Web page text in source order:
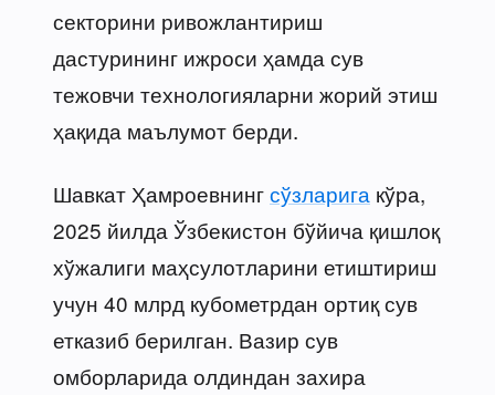
секторини ривожлантириш
дастурининг ижроси ҳамда сув
тежовчи технологияларни жорий этиш
ҳақида маълумот берди.
Шавкат Ҳамроевнингсўзларига кўра,
2025 йилда Ўзбекистон бўйича қишлоқ
хўжалиги маҳсулотларини етиштириш
учун 40 млрд кубометрдан ортиқ сув
етказиб берилган. Вазир сув
омборларида олдиндан захира